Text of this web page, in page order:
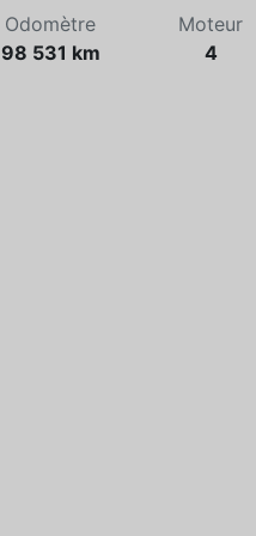
Odomètre
98 531 km
Moteur
4